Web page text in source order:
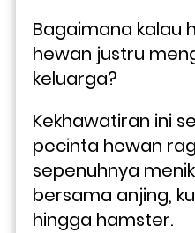
Bagaimana kalau
hewan justru
keluarga?
Kekhawatiran ini
pecinta hewan
sepenuhnya
bersama anjing,
hingga hamster.